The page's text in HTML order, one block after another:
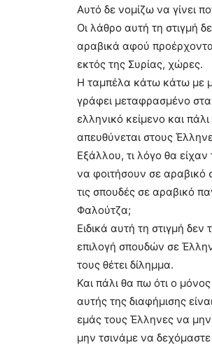
Αυτό δε νομίζω να γίνει
Οι λάθρο αυτή τη στιγμή
αραβικά αφού
εκτός της Συρίας, χώρες.
Η ταμπέλα κάτω κάτω με
γράφει μεταφρασμένο στα
ελληνικό κείμενο και
απευθύνεται στους
Εξάλλου, τι λόγο θα
να φοιτήσουν σε αραβικό
τις σπουδές σε αραβικό
Φαλούτζα;
Ειδικά αυτή τη στιγμή δεν
επιλογή σπουδών σε
τους θέτει δίλημμα.
Και πάλι θα πω ότι ο
αυτής της διαφήμισης
εμάς τους Έλληνες να
μην τσινάμε να